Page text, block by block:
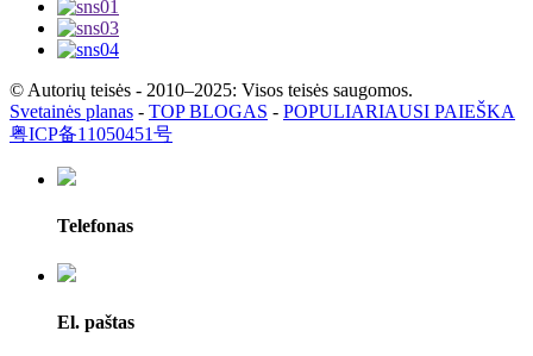
© Autorių teisės - 2010–2025: Visos teisės saugomos.
Svetainės planas - TOP BLOGAS - POPULIARIAUSI PAIEŠKA
粤ICP备11050451号
Telefonas
El. paštas